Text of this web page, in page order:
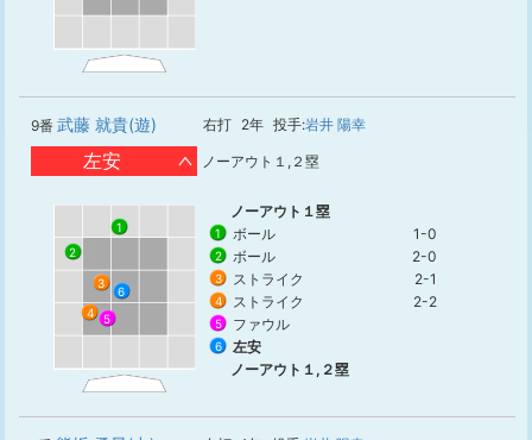
9番 武藤 就貴(遊) 右打 2年 投手:岩井 陽幸
左安 ノーアウト１,２塁
1
2
3
4 5
6
ノーアウト１塁
1 ボール 1-0
2 ボール 2-0
3 ストライク 2-1
4 ストライク 2-2
5 ファウル
6
左安
ノーアウト１,２塁